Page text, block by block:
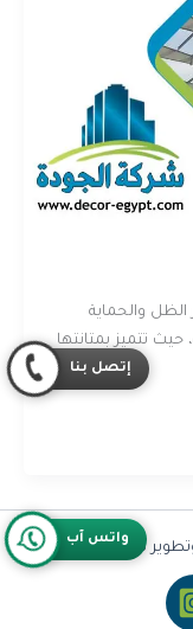
الظل والحماية
حيث تتميز بمتانتها
Olymoo
واتس آب
إتصل بنا